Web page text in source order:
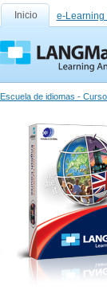
Inicio e-Learning
Escuela de idiomas -